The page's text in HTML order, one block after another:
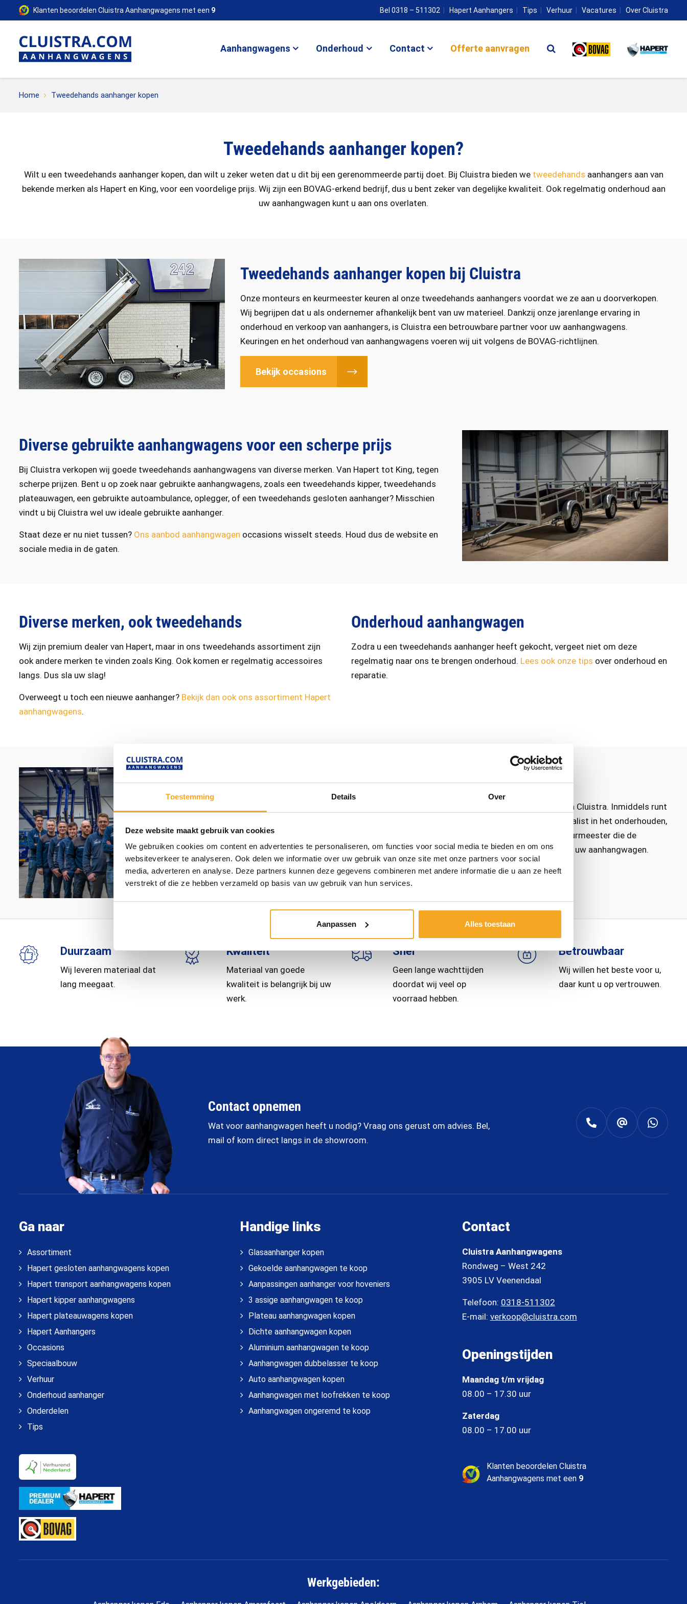
Toestemming Details Over
Deze website maakt gebruik van cookies
We gebruiken cookies om content en advertenties te personaliseren, om functies voor social media te bieden en om ons
websiteverkeer te analyseren. Ook delen we informatie over uw gebruik van onze site met onze partners voor social
media, adverteren en analyse. Deze partners kunnen deze gegevens combineren met andere informatie die u aan ze heeft
verstrekt of die ze hebben verzameld op basis van uw gebruik van hun services.
Aanpassen Alles toestaan
Klanten beoordelen Cluistra Aanhangwagens met een 9 Bel 0318 – 511302 Hapert Aanhangers Tips Verhuur Vacatures Over Cluistra
Aanhangwagens Onderhoud Contact Offerte aanvragen
Home Tweedehands aanhanger kopen
Tweedehands aanhanger kopen?
Wilt u een tweedehands aanhanger kopen, dan wilt u zeker weten dat u dit bij een gerenommeerde partij doet. Bij Cluistra bieden we tweedehands aanhangers aan van
bekende merken als Hapert en King, voor een voordelige prijs. Wij zijn een BOVAG-erkend bedrijf, dus u bent zeker van degelijke kwaliteit. Ook regelmatig onderhoud aan
uw aanhangwagen kunt u aan ons overlaten.
Tweedehands aanhanger kopen bij Cluistra
Onze monteurs en keurmeester keuren al onze tweedehands aanhangers voordat we ze aan u doorverkopen.
Wij begrijpen dat u als ondernemer afhankelijk bent van uw materieel. Dankzij onze jarenlange ervaring in
onderhoud en verkoop van aanhangers, is Cluistra een betrouwbare partner voor uw aanhangwagens.
Keuringen en het onderhoud van aanhangwagens voeren wij uit volgens de BOVAG-richtlijnen.
Bekijk occasions
Diverse gebruikte aanhangwagens voor een scherpe prijs
Bij Cluistra verkopen wij goede tweedehands aanhangwagens van diverse merken. Van Hapert tot King, tegen
scherpe prijzen. Bent u op zoek naar gebruikte aanhangwagens, zoals een tweedehands kipper, tweedehands
plateauwagen, een gebruikte autoambulance, oplegger, of een tweedehands gesloten aanhanger? Misschien
vindt u bij Cluistra wel uw ideale gebruikte aanhanger.
Staat deze er nu niet tussen? Ons aanbod aanhangwagen occasions wisselt steeds. Houd dus de website en
sociale media in de gaten.
Diverse merken, ook tweedehands
Wij zijn premium dealer van Hapert, maar in ons tweedehands assortiment zijn
ook andere merken te vinden zoals King. Ook komen er regelmatig accessoires
langs. Dus sla uw slag!
Overweegt u toch een nieuwe aanhanger? Bekijk dan ook ons assortiment Hapert
aanhangwagens.
Onderhoud aanhangwagen
Zodra u een tweedehands aanhanger heeft gekocht, vergeet niet om deze
regelmatig naar ons te brengen onderhoud. Lees ook onze tips over onderhoud en
reparatie.
Cluistra: familiebedrijf in aanhangwagens
Cluistra is een echt familiebedrijf in Veenendaal, 30 jaar geleden opgericht door Marien Cluistra. Inmiddels runt
zijn zoon Diederik Cluistra de zaak al enige tijd. Als BOVAG-erkend bedrijf zijn wij specialist in het onderhouden,
verhuren en verkopen van aanhangwagens. Wij zijn trots op onze monteurs en onze keurmeester die de
topkwaliteit van onze aanhangers waarborgen. Zodat u blindelings kunt vertrouwen op uw aanhangwagen.
Duurzaam
Wij leveren materiaal dat
lang meegaat.
Kwaliteit
Materiaal van goede
kwaliteit is belangrijk bij uw
werk.
Snel
Geen lange wachttijden
doordat wij veel op
voorraad hebben.
Betrouwbaar
Wij willen het beste voor u,
daar kunt u op vertrouwen.
Contact opnemen
Wat voor aanhangwagen heeft u nodig? Vraag ons gerust om advies. Bel,
mail of kom direct langs in de showroom.
Ga naar
Assortiment
Hapert gesloten aanhangwagens kopen
Hapert transport aanhangwagens kopen
Hapert kipper aanhangwagens
Hapert plateauwagens kopen
Hapert Aanhangers
Occasions
Speciaalbouw
Verhuur
Onderhoud aanhanger
Onderdelen
Tips
Handige links
Glasaanhanger kopen
Gekoelde aanhangwagen te koop
Aanpassingen aanhanger voor hoveniers
3 assige aanhangwagen te koop
Plateau aanhangwagen kopen
Dichte aanhangwagen kopen
Aluminium aanhangwagen te koop
Aanhangwagen dubbelasser te koop
Auto aanhangwagen kopen
Aanhangwagen met loofrekken te koop
Aanhangwagen ongeremd te koop
Contact
Cluistra Aanhangwagens
Rondweg – West 242
3905 LV Veenendaal
Telefoon: 0318-511302
E-mail: verkoop@cluistra.com
Openingstijden
Maandag t/m vrijdag
08.00 – 17.30 uur
Zaterdag
08.00 – 17.00 uur
Klanten beoordelen Cluistra
Aanhangwagens met een 9
Werkgebieden: